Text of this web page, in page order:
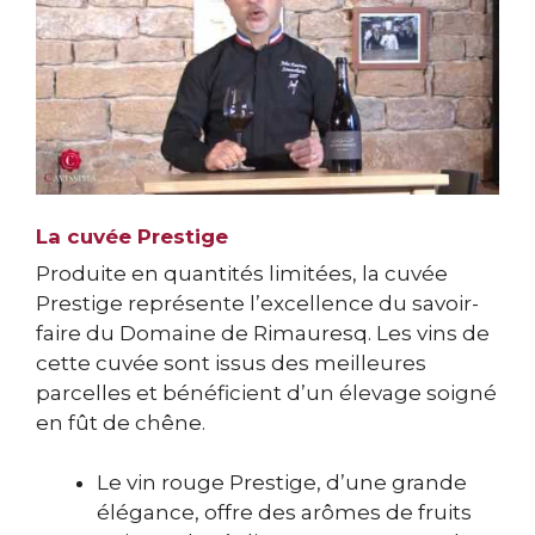
La cuvée Prestige
Produite en quantités limitées, la cuvée
Prestige représente l’excellence du savoir-
faire du Domaine de Rimauresq. Les vins de
cette cuvée sont issus des meilleures
parcelles et bénéficient d’un élevage soigné
en fût de chêne.
Le vin rouge Prestige, d’une grande
élégance, offre des arômes de fruits